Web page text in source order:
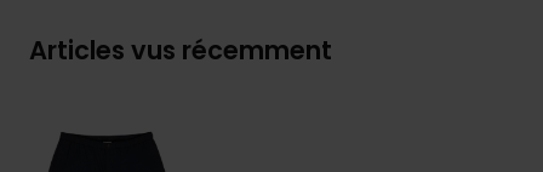
Articles vus récemment